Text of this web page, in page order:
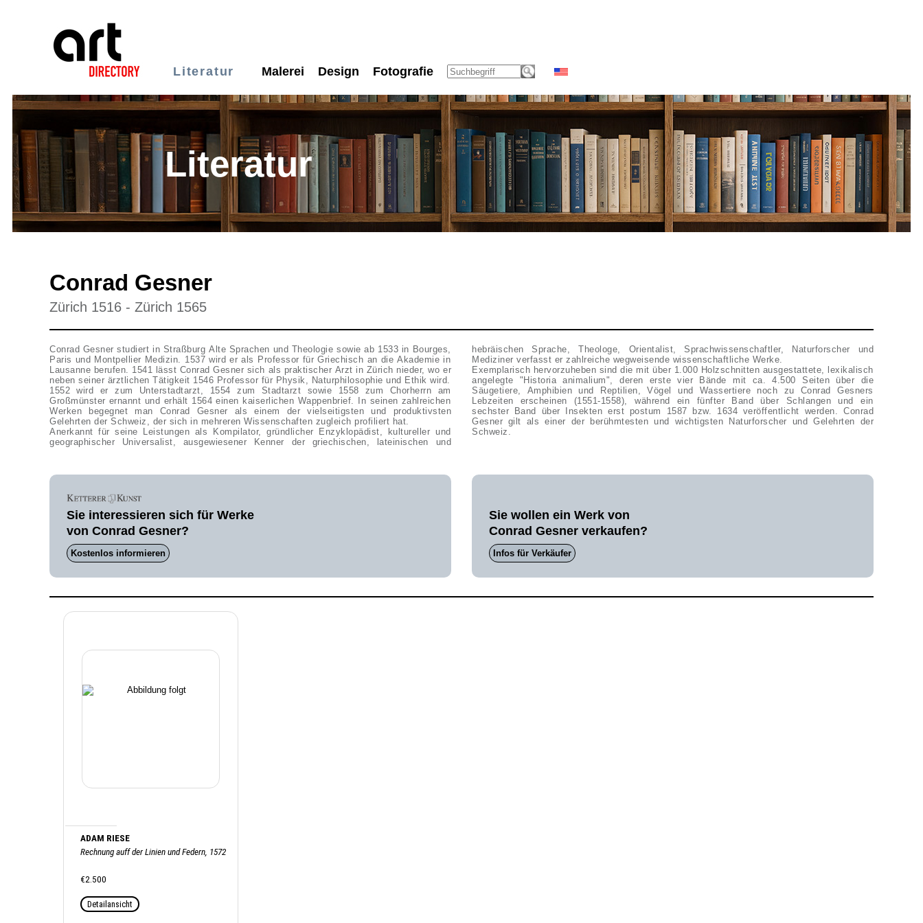
Literatur Malerei Design Fotografie
Literatur
Conrad Gesner
Zürich 1516 - Zürich 1565
Conrad Gesner studiert in Straßburg Alte Sprachen und Theologie sowie ab 1533 in Bourges,
Paris und Montpellier Medizin. 1537 wird er als Professor für Griechisch an die Akademie in
Lausanne berufen. 1541 lässt Conrad Gesner sich als praktischer Arzt in Zürich nieder, wo er
neben seiner ärztlichen Tätigkeit 1546 Professor für Physik, Naturphilosophie und Ethik wird.
1552 wird er zum Unterstadtarzt, 1554 zum Stadtarzt sowie 1558 zum Chorherrn am
Großmünster ernannt und erhält 1564 einen kaiserlichen Wappenbrief. In seinen zahlreichen
Werken begegnet man Conrad Gesner als einem der vielseitigsten und produktivsten
Gelehrten der Schweiz, der sich in mehreren Wissenschaften zugleich profiliert hat.
Anerkannt für seine Leistungen als Kompilator, gründlicher Enzyklopädist, kultureller und
geographischer Universalist, ausgewiesener Kenner der griechischen, lateinischen und
hebräischen Sprache, Theologe, Orientalist, Sprachwissenschaftler, Naturforscher und
Mediziner verfasst er zahlreiche wegweisende wissenschaftliche Werke.
Exemplarisch hervorzuheben sind die mit über 1.000 Holzschnitten ausgestattete, lexikalisch
angelegte "Historia animalium", deren erste vier Bände mit ca. 4.500 Seiten über die
Säugetiere, Amphibien und Reptilien, Vögel und Wassertiere noch zu Conrad Gesners
Lebzeiten erscheinen (1551-1558), während ein fünfter Band über Schlangen und ein
sechster Band über Insekten erst postum 1587 bzw. 1634 veröffentlicht werden. Conrad
Gesner gilt als einer der berühmtesten und wichtigsten Naturforscher und Gelehrten der
Schweiz.
Sie interessieren sich für Werke
von Conrad Gesner?
Kostenlos informieren
Sie wollen ein Werk von
Conrad Gesner verkaufen?
Infos für Verkäufer
ADAM RIESE
Rechnung auff der Linien und Federn, 1572
€2.500
Detailansicht